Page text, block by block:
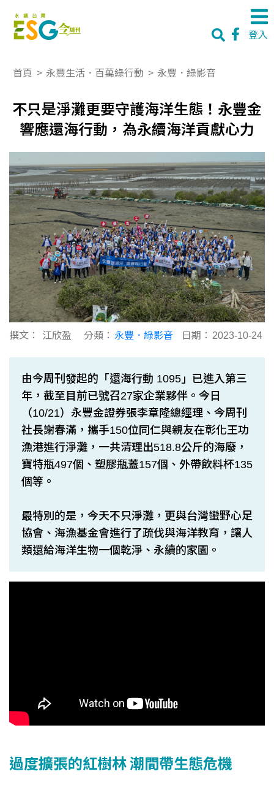
登入
首頁 > 永豐生活．百萬綠行動 > 永豐．綠影音
不只是淨灘更要守護海洋生態！永豐金
響應還海行動，為永續海洋貢獻心力
撰文： 江欣盈 分類： 永豐．綠影音 日期： 2023-10-24
由今周刊發起的「還海行動 1095」已進入第三
年，截至目前已號召27家企業夥伴。今日
（10/21）永豐金證券張李章隆總經理、今周刊
社長謝春滿，攜手150位同仁與親友在彰化王功
漁港進行淨灘，一共清理出518.8公斤的海廢，
寶特瓶497個、塑膠瓶蓋157個、外帶飲料杯135
個等。
最特別的是，今天不只淨灘，更與台灣蠻野心足
協會、海漁基金會進行了疏伐與海洋教育，讓人
類還給海洋生物一個乾淨、永續的家園。
過度擴張的紅樹林 潮間帶生態危機